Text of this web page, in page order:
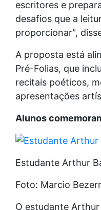
escritores e
desafios que a
proporcionar",
A proposta está
Pré-Folias, que
recitais poéticos,
apresentações
Alunos
Estudante Arthur
Foto: Marcio
O estudante